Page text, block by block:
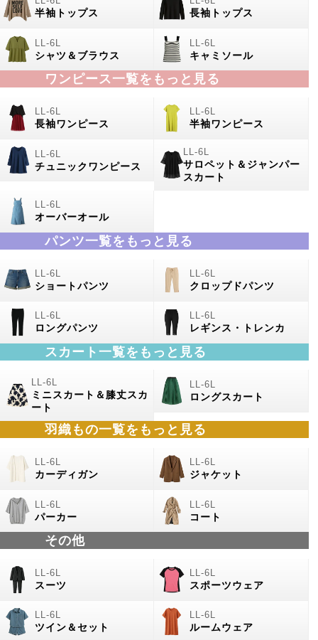
半袖トップス 長袖トップス
シャツ＆ブラウス キャミソール
ワンピース一覧をもっと見る
長袖ワンピース 半袖ワンピース
チュニックワンピース
サロペット＆ジャンパー
スカート
オーバーオール
パンツ一覧をもっと見る
ショートパンツ クロップドパンツ
ロングパンツ レギンス・トレンカ
スカート一覧をもっと見る
ミニスカート＆膝丈スカ
ート
ロングスカート
羽織もの一覧をもっと見る
カーディガン ジャケット
パーカー コート
その他
スーツ スポーツウェア
ツイン＆セット ルームウェア